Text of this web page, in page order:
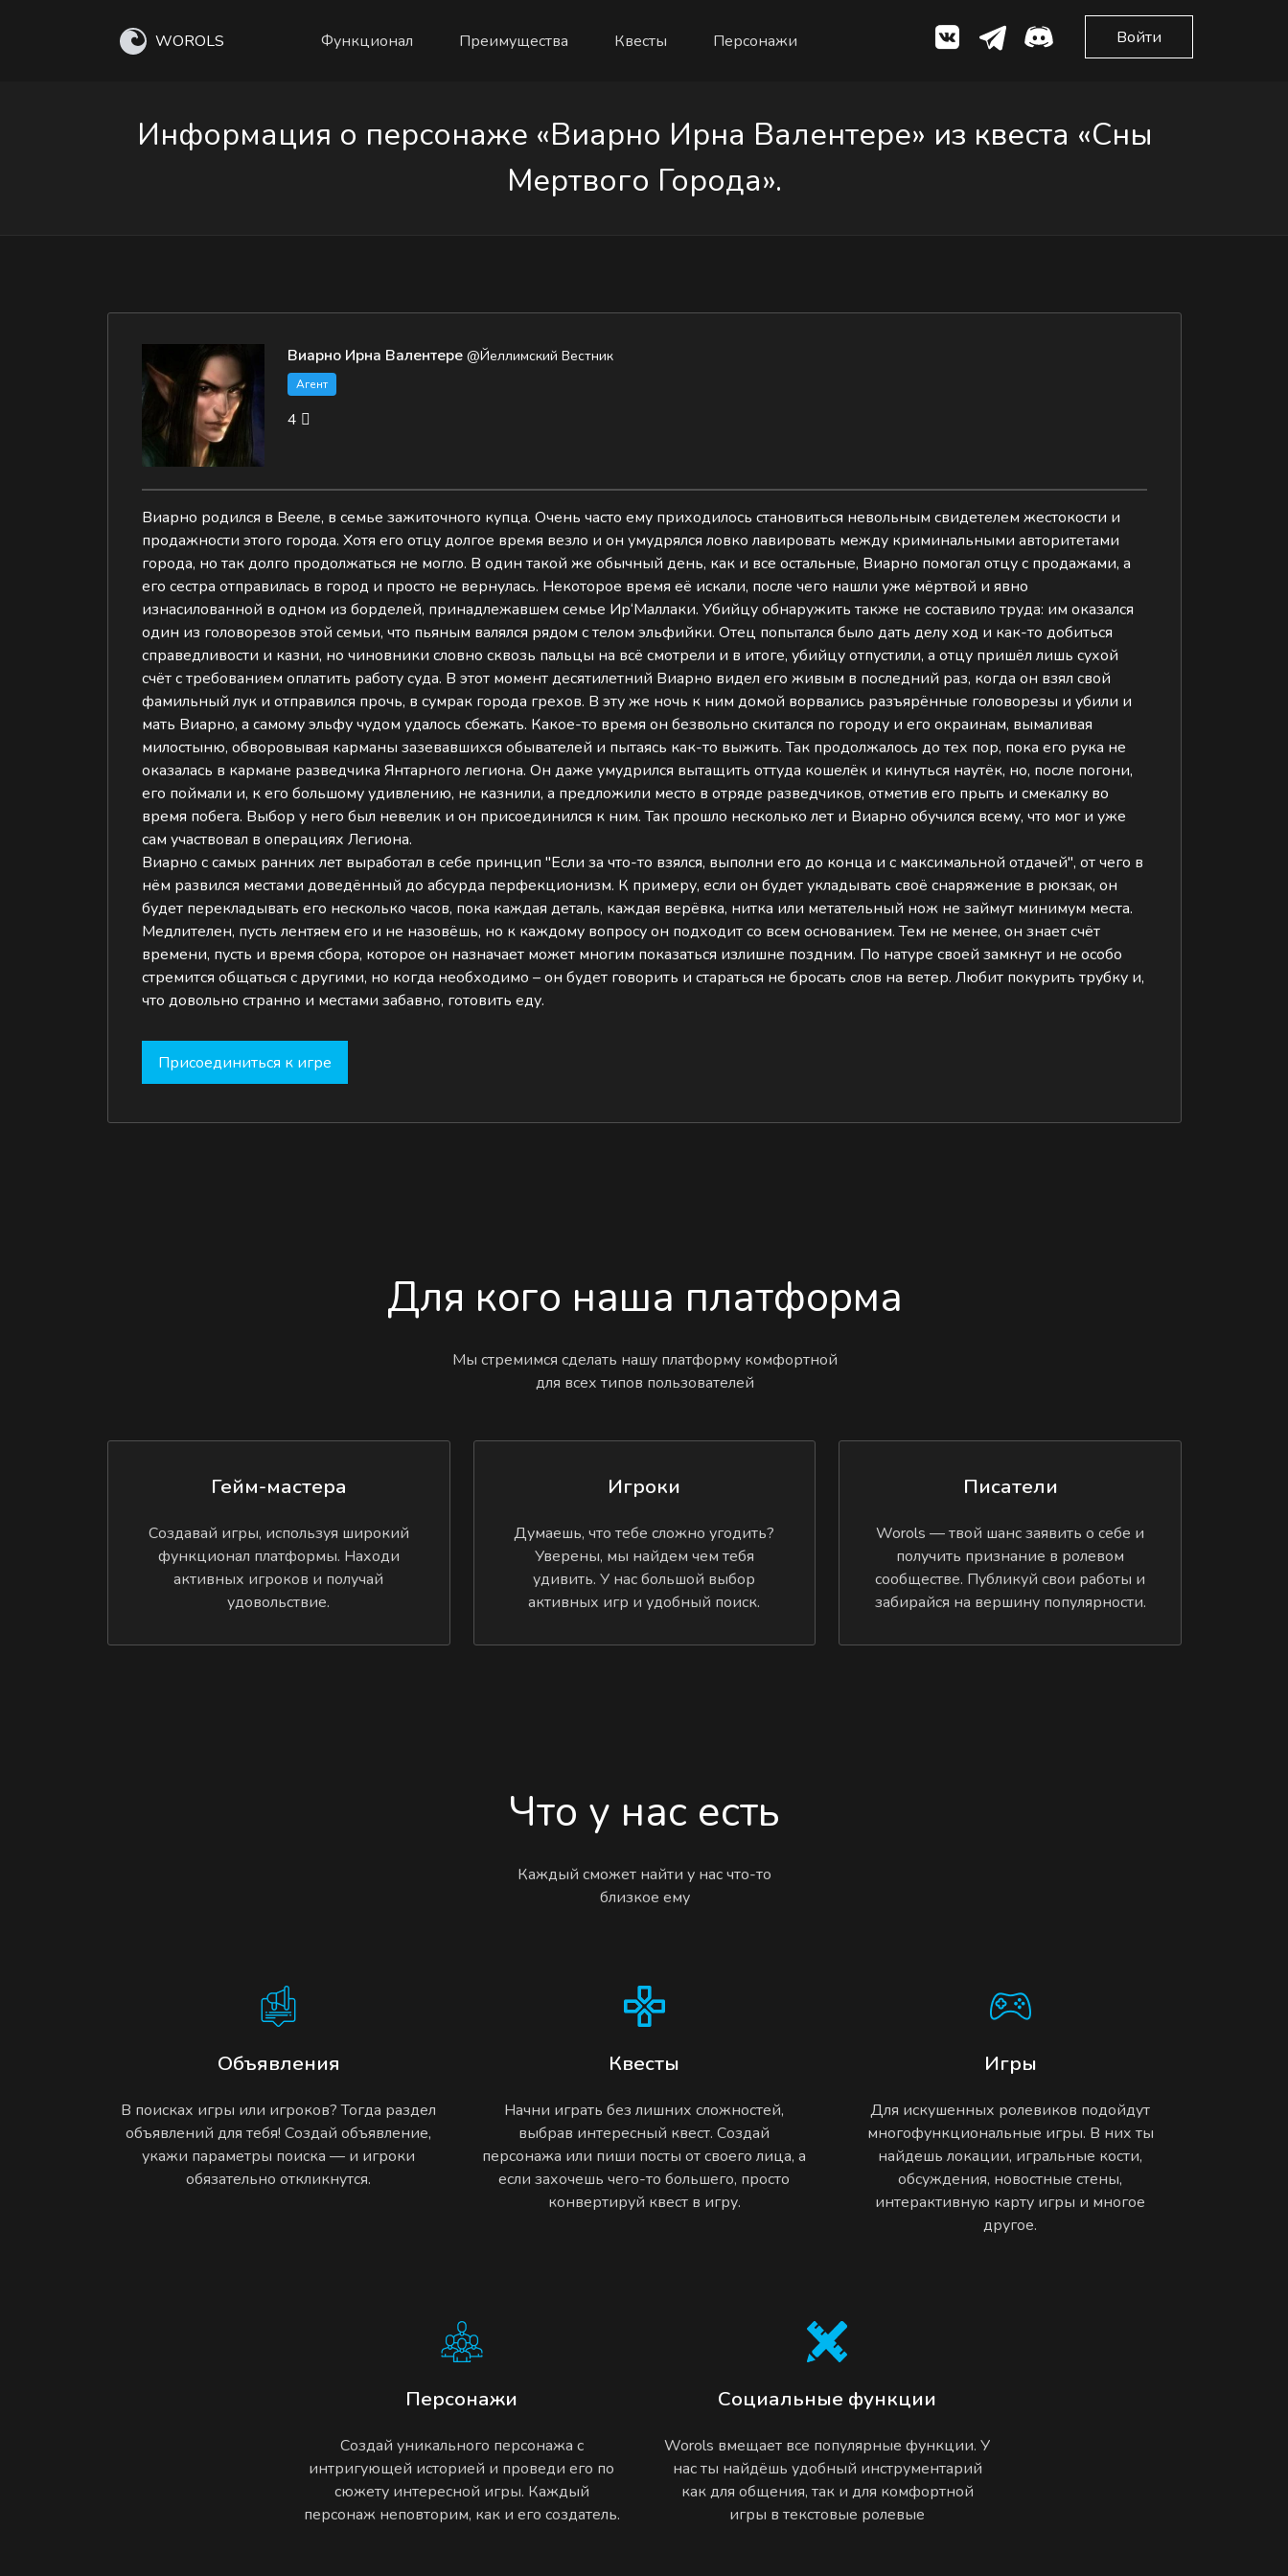
WOROLS Функционал Преимущества Квесты Персонажи Войти
Информация о персонаже «Виарно Ирна Валентере» из квеста «Сны
Мертвого Города».
Виарно Ирна Валентере @Йеллимский Вестник
Агент
4
Виарно родился в Вееле, в семье зажиточного купца. Очень часто ему приходилось становиться невольным свидетелем жестокости и
продажности этого города. Хотя его отцу долгое время везло и он умудрялся ловко лавировать между криминальными авторитетами
города, но так долго продолжаться не могло. В один такой же обычный день, как и все остальные, Виарно помогал отцу с продажами, а
его сестра отправилась в город и просто не вернулась. Некоторое время её искали, после чего нашли уже мёртвой и явно
изнасилованной в одном из борделей, принадлежавшем семье Ир‘Маллаки. Убийцу обнаружить также не составило труда: им оказался
один из головорезов этой семьи, что пьяным валялся рядом с телом эльфийки. Отец попытался было дать делу ход и как-то добиться
справедливости и казни, но чиновники словно сквозь пальцы на всё смотрели и в итоге, убийцу отпустили, а отцу пришёл лишь сухой
счёт с требованием оплатить работу суда. В этот момент десятилетний Виарно видел его живым в последний раз, когда он взял свой
фамильный лук и отправился прочь, в сумрак города грехов. В эту же ночь к ним домой ворвались разъярённые головорезы и убили и
мать Виарно, а самому эльфу чудом удалось сбежать. Какое-то время он безвольно скитался по городу и его окраинам, вымаливая
милостыню, обворовывая карманы зазевавшихся обывателей и пытаясь как-то выжить. Так продолжалось до тех пор, пока его рука не
оказалась в кармане разведчика Янтарного легиона. Он даже умудрился вытащить оттуда кошелёк и кинуться наутёк, но, после погони,
его поймали и, к его большому удивлению, не казнили, а предложили место в отряде разведчиков, отметив его прыть и смекалку во
время побега. Выбор у него был невелик и он присоединился к ним. Так прошло несколько лет и Виарно обучился всему, что мог и уже
сам участвовал в операциях Легиона.
Виарно с самых ранних лет выработал в себе принцип "Если за что-то взялся, выполни его до конца и с максимальной отдачей", от чего в
нём развился местами доведённый до абсурда перфекционизм. К примеру, если он будет укладывать своё снаряжение в рюкзак, он
будет перекладывать его несколько часов, пока каждая деталь, каждая верёвка, нитка или метательный нож не займут минимум места.
Медлителен, пусть лентяем его и не назовёшь, но к каждому вопросу он подходит со всем основанием. Тем не менее, он знает счёт
времени, пусть и время сбора, которое он назначает может многим показаться излишне поздним. По натуре своей замкнут и не особо
стремится общаться с другими, но когда необходимо – он будет говорить и стараться не бросать слов на ветер. Любит покурить трубку и,
что довольно странно и местами забавно, готовить еду.
Присоединиться к игре
Для кого наша платформа
Мы стремимся сделать нашу платформу комфортной
для всех типов пользователей
Гейм-мастера
Создавай игры, используя широкий
функционал платформы. Находи
активных игроков и получай
удовольствие.
Игроки
Думаешь, что тебе сложно угодить?
Уверены, мы найдем чем тебя
удивить. У нас большой выбор
активных игр и удобный поиск.
Писатели
Worols — твой шанс заявить о себе и
получить признание в ролевом
сообществе. Публикуй свои работы и
забирайся на вершину популярности.
Что у нас есть
Каждый сможет найти у нас что-то
близкое ему
Объявления
В поисках игры или игроков? Тогда раздел
объявлений для тебя! Создай объявление,
укажи параметры поиска — и игроки
обязательно откликнутся.
Квесты
Начни играть без лишних сложностей,
выбрав интересный квест. Создай
персонажа или пиши посты от своего лица, а
если захочешь чего-то большего, просто
конвертируй квест в игру.
Игры
Для искушенных ролевиков подойдут
многофункциональные игры. В них ты
найдешь локации, игральные кости,
обсуждения, новостные стены,
интерактивную карту игры и многое
другое.
Персонажи
Создай уникального персонажа с
интригующей историей и проведи его по
сюжету интересной игры. Каждый
персонаж неповторим, как и его создатель.
Социальные функции
Worols вмещает все популярные функции. У
нас ты найдёшь удобный инструментарий
как для общения, так и для комфортной
игры в текстовые ролевые